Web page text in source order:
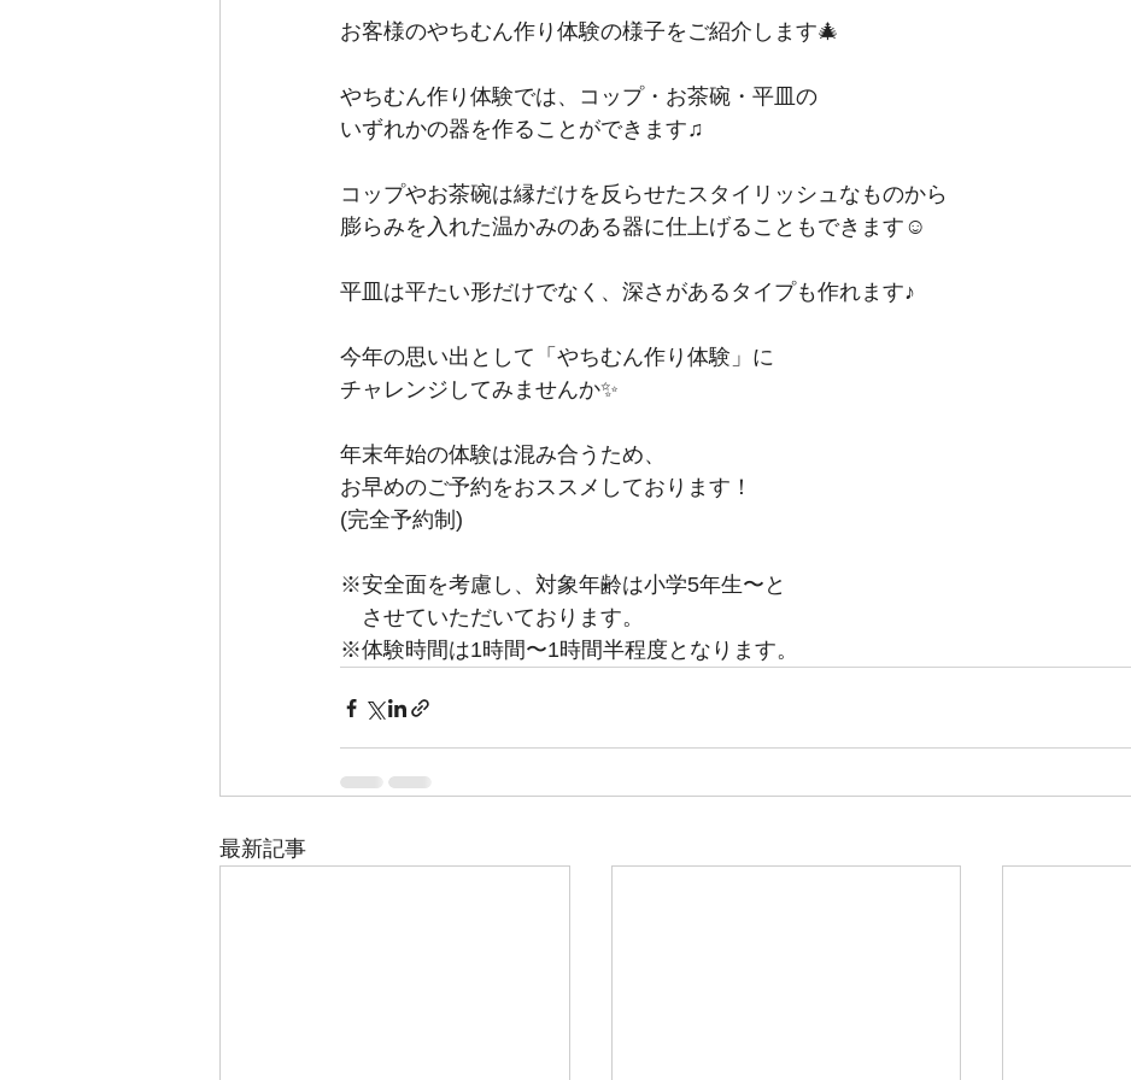
お客様のやちむん作り体験の様子をご紹介します🎄
やちむん作り体験では、コップ・お茶碗・平皿の
いずれかの器を作ることができます♫
コップやお茶碗は縁だけを反らせたスタイリッシュなものから
膨らみを入れた温かみのある器に仕上げることもできます☺️
平皿は平たい形だけでなく、深さがあるタイプも作れます♪
今年の思い出として「やちむん作り体験」に
チャレンジしてみませんか✨
年末年始の体験は混み合うため、
お早めのご予約をおススメしております！
(完全予約制)
※安全面を考慮し、対象年齢は小学5年生〜と
させていただいております。
※体験時間は1時間〜1時間半程度となります。
最新記事